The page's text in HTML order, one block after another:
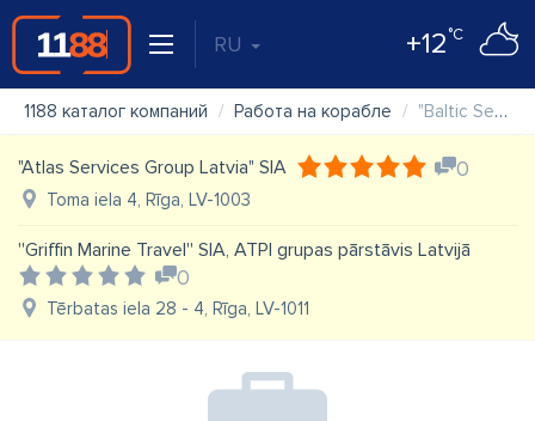
RU +12°C
1188 каталог компаний Работа на корабле "Baltic Seamen Agency" SIA
"Atlas Services Group Latvia" SIA 0
Toma iela 4, Rīga, LV-1003
''Griffin Marine Travel'' SIA, ATPI grupas pārstāvis Latvijā
0
Tērbatas iela 28 - 4, Rīga, LV-1011